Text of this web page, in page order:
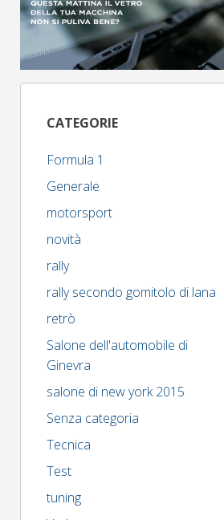
CATEGORIE
Formula 1
Generale
motorsport
novità
rally
rally secondo gomitolo di lana
retrò
Salone dell'automobile di
Ginevra
salone di new york 2015
Senza categoria
Tecnica
Test
tuning